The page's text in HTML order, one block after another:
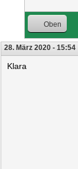
Oben
28. März 2020 - 15:54
Klara